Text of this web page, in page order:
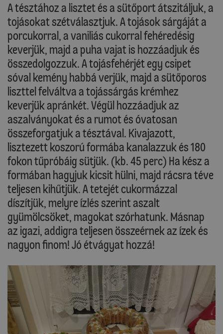
A tésztához a lisztet és a sütőport átszitáljuk, a
tojásokat szétválasztjuk. A tojások sárgáját a
porcukorral, a vaniliás cukorral fehéredésig
keverjük, majd a puha vajat is hozzáadjuk és
összedolgozzuk. A tojásfehérjét egy csipet
sóval kemény habbá verjük, majd a sütőporos
liszttel felváltva a tojássárgás krémhez
keverjük apránkét. Végül hozzáadjuk az
aszalványokat és a rumot és óvatosan
összeforgatjuk a tésztával. Kivajazott,
lisztezett koszorú formába kanalazzuk és 180
fokon tűpróbáig sütjük. (kb. 45 perc) Ha kész a
formában hagyjuk kicsit hülni, majd rácsra téve
teljesen kihűtjük. A tetejét cukormázzal
díszítjük, melyre ízlés szerint aszalt
gyümölcsöket, magokat szórhatunk. Másnap
az igazi, addigra teljesen összeérnek az ízek és
nagyon finom! Jó étvágyat hozzá!